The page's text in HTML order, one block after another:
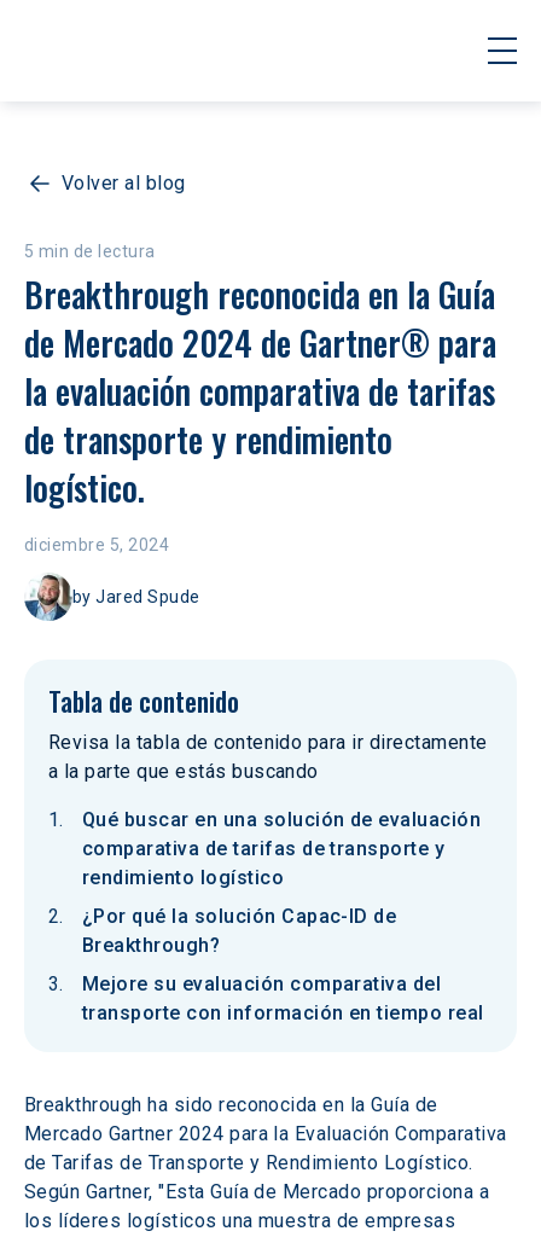
Volver al blog
5 min de lectura
Breakthrough reconocida en la Guía
de Mercado 2024 de Gartner® para
la evaluación comparativa de tarifas
de transporte y rendimiento
logístico.
diciembre 5, 2024
byJared Spude
Tabla de contenido
Revisa la tabla de contenido para ir directamente
a la parte que estás buscando
Qué buscar en una solución de evaluación
comparativa de tarifas de transporte y
rendimiento logístico
¿Por qué la solución Capac-ID de
Breakthrough?
Mejore su evaluación comparativa del
transporte con información en tiempo real
Breakthrough ha sido reconocida en la Guía de
Mercado Gartner 2024 para la Evaluación Comparativa
de Tarifas de Transporte y Rendimiento Logístico.
Según Gartner, "Esta Guía de Mercado proporciona a
los líderes logísticos una muestra de empresas